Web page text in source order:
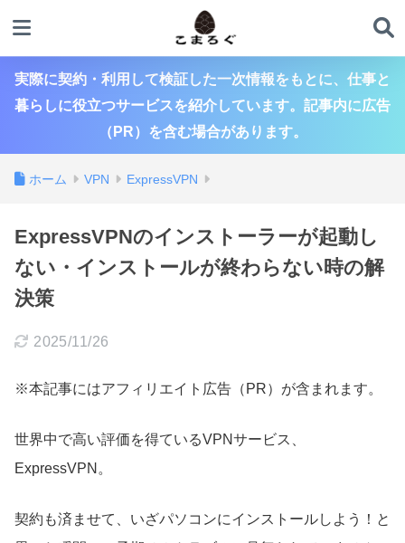
実際に契約・利用して検証した一次情報をもとに、仕事と
暮らしに役立つサービスを紹介しています。記事内に広告
（PR）を含む場合があります。
ホーム VPN ExpressVPN
ExpressVPNのインストーラーが起動し
ない・インストールが終わらない時の解
決策
2025/11/26
※本記事にはアフィリエイト広告（PR）が含まれます。
世界中で高い評価を得ているVPNサービス、
ExpressVPN。
契約も済ませて、いざパソコンにインストールしよう！と